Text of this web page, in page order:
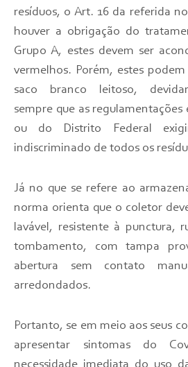
resíduos, o Art. 16 da referida
houver a obrigação do
Grupo A, estes devem ser
vermelhos. Porém, estes
saco branco leitoso,
sempre que as regulamentações
ou do Distrito Federal
indiscriminado de todos os
Já no que se refere ao
norma orienta que o coletor
lavável, resistente à punctura,
tombamento, com tampa
abertura sem contato
arredondados.
Portanto, se em meio aos seus
apresentar sintomas do